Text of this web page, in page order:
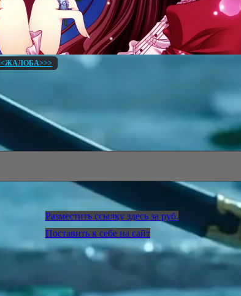
Разместить ссылку здесь за руб.
Поставить к себе на сайт